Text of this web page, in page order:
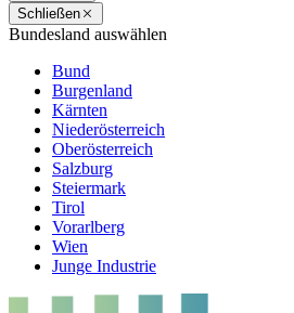
Schließen
Bundesland auswählen
Bund
Burgenland
Kärnten
Niederösterreich
Oberösterreich
Salzburg
Steiermark
Tirol
Vorarlberg
Wien
Junge Industrie